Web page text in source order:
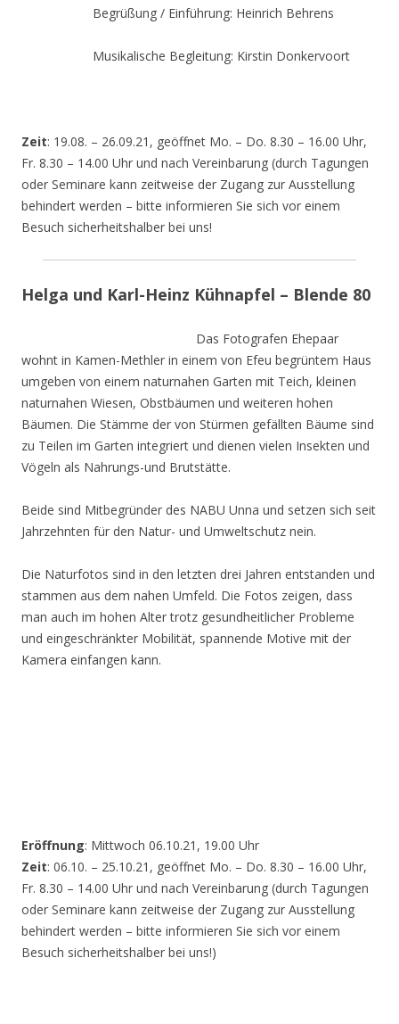
Begrüßung / Einführung: Heinrich Behrens
Musikalische Begleitung: Kirstin Donkervoort
Zeit: 19.08. – 26.09.21, geöffnet Mo. – Do. 8.30 – 16.00 Uhr,
Fr. 8.30 – 14.00 Uhr und nach Vereinbarung (durch Tagungen
oder Seminare kann zeitweise der Zugang zur Ausstellung
behindert werden – bitte informieren Sie sich vor einem
Besuch sicherheitshalber bei uns!
Helga und Karl-Heinz Kühnapfel – Blende 80
Das Fotografen Ehepaar
wohnt in Kamen-Methler in einem von Efeu begrüntem Haus
umgeben von einem naturnahen Garten mit Teich, kleinen
naturnahen Wiesen, Obstbäumen und weiteren hohen
Bäumen. Die Stämme der von Stürmen gefällten Bäume sind
zu Teilen im Garten integriert und dienen vielen Insekten und
Vögeln als Nahrungs-und Brutstätte.
Beide sind Mitbegründer des NABU Unna und setzen sich seit
Jahrzehnten für den Natur- und Umweltschutz nein.
Die Naturfotos sind in den letzten drei Jahren entstanden und
stammen aus dem nahen Umfeld. Die Fotos zeigen, dass
man auch im hohen Alter trotz gesundheitlicher Probleme
und eingeschränkter Mobilität, spannende Motive mit der
Kamera einfangen kann.
Eröffnung: Mittwoch 06.10.21, 19.00 Uhr
Zeit: 06.10. – 25.10.21, geöffnet Mo. – Do. 8.30 – 16.00 Uhr,
Fr. 8.30 – 14.00 Uhr und nach Vereinbarung (durch Tagungen
oder Seminare kann zeitweise der Zugang zur Ausstellung
behindert werden – bitte informieren Sie sich vor einem
Besuch sicherheitshalber bei uns!)